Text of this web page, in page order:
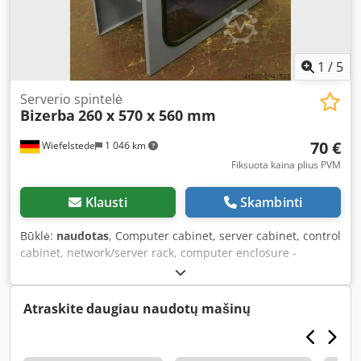
1 / 5
Wiefelstede 1 046 km
Serverio spintelė
Bizerba 260 x 570 x 560 mm
70 €
Fiksuota kaina plius PVM
Klausti Skambinti
Būklė: naudotas, Computer cabinet, server cabinet, control
cabinet, network/server rack, computer enclosure -
Manufacturer: Bizerba -Type: -Material: Steel -Dimensions:
260/570/H560 mm Cedpeb Tl Dtefx Amhsrf -Weight: 15 kg
Atraskite daugiau naudotų mašinų